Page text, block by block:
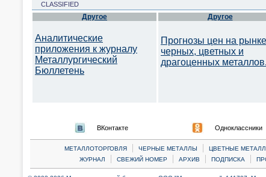
CLASSIFIED
Другое
Аналитические
приложения к журналу
Металлургический
Бюллетень
Другое
Прогнозы цен на рынке
черных, цветных и
драгоценных металлов.
ВКонтакте Одноклассники
МЕТАЛЛОТОРГОВЛЯ | ЧЕРНЫЕ МЕТАЛЛЫ | ЦВЕТНЫЕ
ЖУРНАЛ
| СВЕЖИЙ НОМЕР | АРХИВ | ПОДПИСКА |